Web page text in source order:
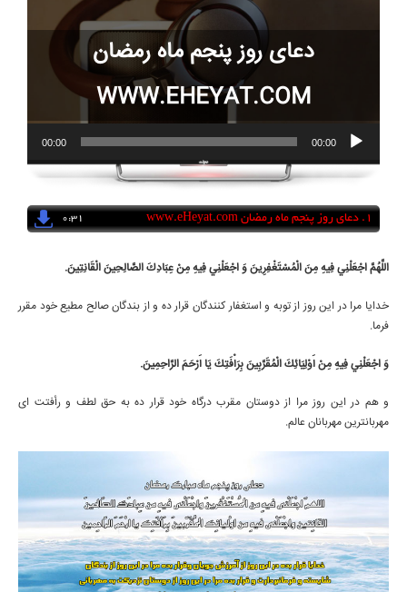
دعای روز پنجم ماه رمضان
WWW.EHEYAT.COM
00:00
00:00
1. دعای روز پنجم ماه رمضان www.eHeyat.com
0:31
اللَّهُمَّ اجْعَلْنِي فِيهِ مِنَ الْمُسْتَغْفِرِينَ وَ اجْعَلْنِي فِيهِ مِنْ عِبَادِكَ الصَّالِحِينَ الْقَانِتِينَ‏.
خدايا مرا در اين روز از توبه و استغفار كنندگان قرار ده و از بندگان صالح مطيع خود مقرر
فرما.
وَ اجْعَلْنِي فِيهِ مِنْ أَوْلِيَائِكَ الْمُقَرَّبِينَ بِرَأْفَتِكَ يَا أَرْحَمَ الرَّاحِمِينَ.‏
و هم در اين روز مرا از دوستان مقرب درگاه خود قرار ده به حق لطف و رأفتت اى
مهربانترين مهربانان عالم.